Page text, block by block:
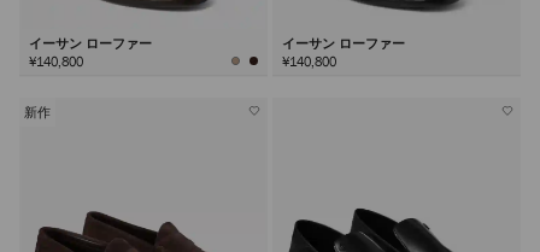
イーサン ローファー
¥140,800
イーサン ローファー
¥140,800
新作